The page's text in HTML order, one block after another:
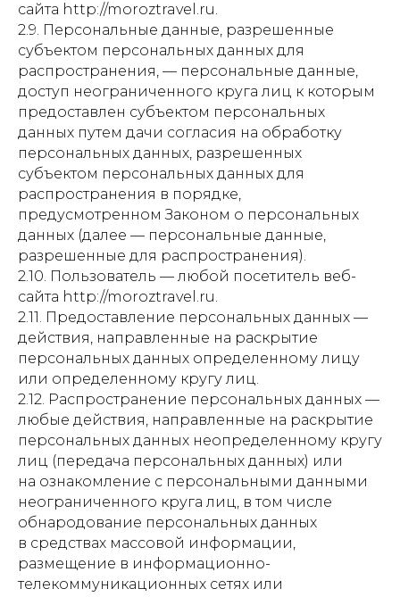
сайта http://moroztravel.ru.
2.9. Персональные данные, разрешенные
субъектом персональных данных для
распространения, — персональные данные,
доступ неограниченного круга лиц к которым
предоставлен субъектом персональных
данных путем дачи согласия на обработку
персональных данных, разрешенных
субъектом персональных данных для
распространения в порядке,
предусмотренном Законом о персональных
данных (далее — персональные данные,
разрешенные для распространения).
2.10. Пользователь — любой посетитель веб-
сайта http://moroztravel.ru.
2.11. Предоставление персональных данных —
действия, направленные на раскрытие
персональных данных определенному лицу
или определенному кругу лиц.
2.12. Распространение персональных данных —
любые действия, направленные на раскрытие
персональных данных неопределенному кругу
лиц (передача персональных данных) или
на ознакомление с персональными данными
неограниченного круга лиц, в том числе
обнародование персональных данных
в средствах массовой информации,
размещение в информационно-
телекоммуникационных сетях или